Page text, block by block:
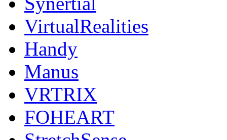
VirtualRealities
Handy
Manus
VRTRIX
FOHEART